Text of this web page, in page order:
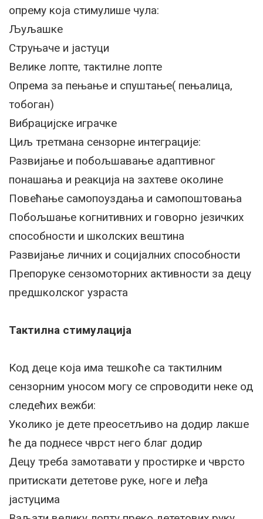
опрему која стимулише чула:
Љуљашке
Струњаче и јастуци
Велике лопте, тактилне лопте
Опрема за пењање и спуштање( пењалица,
тобоган)
Вибрацијске играчке
Циљ третмана сензорне интеграције:
Развијање и побољшавање адаптивног
понашања и реакција на захтеве околине
Повећање самопоуздања и самопоштовања
Побољшање когнитивних и говорно језичких
способности и школских вештина
Развијање личних и социјалних способности
Препоруке сензомоторних активности за децу
предшколског узраста
Тактилна стимулација
Код деце која има тешкоће са тактилним
сензорним уносом могу се спроводити неке од
следећих вежби:
Уколико је дете преосетљиво на додир лакше
ће да поднесе чврст него благ додир
Децу треба замотавати у простирке и чврсто
притискати дететове руке, ноге и леђа
јастуцима